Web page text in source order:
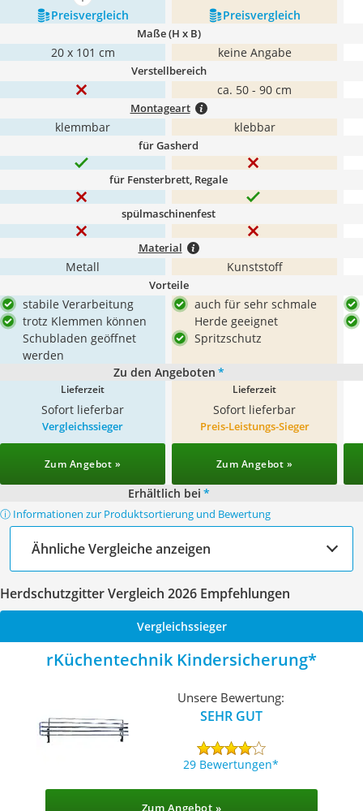
Preis­vergleich
Preis­vergleich
Maße (H x B)
20 x 101 cm keine Angabe
Verstellbereich
ca. 50 - 90 cm
Montageart
klemmbar klebbar
für Gasherd
für Fensterbrett, Regale
spülmaschinenfest
Material
Metall Kunststoff
Vorteile
stabile Verarbeitung
trotz Klemmen können
Schubladen geöffnet
werden
auch für sehr schmale
Herde geeignet
Spritzschutz
Zu den Angeboten *
Lieferzeit
Sofort lieferbar
Lieferzeit
Sofort lieferbar
Vergleichssieger
Zum Angebot »
Preis-Leistungs-Sieger
Zum Angebot »
Erhältlich bei *
ⓘ Informationen zur Produktsortierung und Bewertung
Ähnliche Vergleiche anzeigen
Herdschutzgitter Vergleich 2026 Empfehlungen
Vergleichssieger
rKüchentechnik Kindersicherung
Unsere Bewertung:
SEHR GUT
29 Bewertungen
Zum Angebot »